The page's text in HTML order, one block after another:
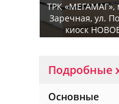
ТРК «МЕГАМАГ»,
Заречная, ул.
киоск
Подробные
Основные